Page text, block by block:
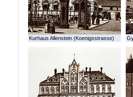
Kurhaus Allenstein (Koenigsstrasse)